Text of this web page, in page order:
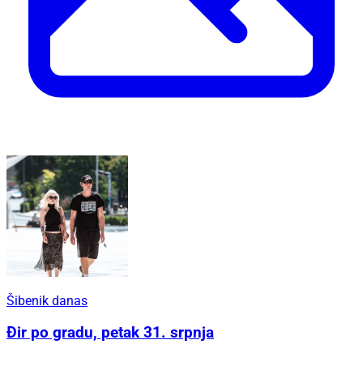
Šibenik danas
Đir po gradu, petak 31. srpnja